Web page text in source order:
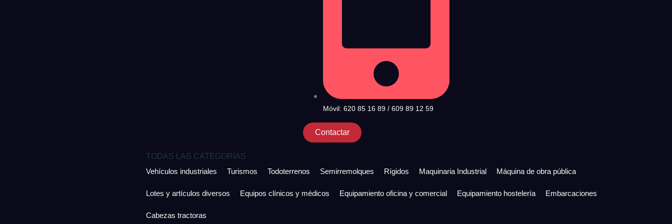
Móvil: 620 85 16 89 / 609 89 12 59
Contactar
TODAS LAS CATEGORÍAS
Vehículos industriales
Turismos Todoterrenos Semirremolques Rígidos Maquinaria Industrial Máquina de obra pública
Lotes y artículos diversos Equipos clínicos y médicos Equipamiento oficina y comercial Equipamiento hostelería Embarcaciones
Cabezas tractoras